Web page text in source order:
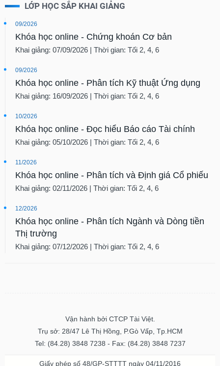
LỚP HỌC SẮP KHAI GIẢNG
09/2026
Khóa học online - Chứng khoán Cơ bản
Khai giảng: 07/09/2026 | Thời gian: Tối 2, 4, 6
09/2026
Khóa học online - Phân tích Kỹ thuật Ứng dụng
Khai giảng: 16/09/2026 | Thời gian: Tối 2, 4, 6
10/2026
Khóa học online - Đọc hiểu Báo cáo Tài chính
Khai giảng: 05/10/2026 | Thời gian: Tối 2, 4, 6
11/2026
Khóa học online - Phân tích và Định giá Cổ phiếu
Khai giảng: 02/11/2026 | Thời gian: Tối 2, 4, 6
12/2026
Khóa học online - Phân tích Ngành và Dòng tiền
Thị trường
Khai giảng: 07/12/2026 | Thời gian: Tối 2, 4, 6
Vận hành bởi CTCP Tài Việt.
Trụ sở: 28/47 Lê Thị Hồng, P.Gò Vấp, Tp.HCM
Tel: (84.28) 3848 7238 - Fax: (84.28) 3848 7237
Giấy phép số 48/GP-STTTT ngày 04/11/2016